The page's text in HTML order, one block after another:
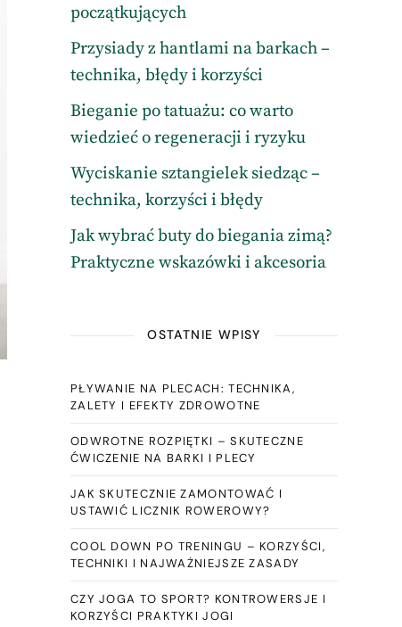
początkujących
Przysiady z hantlami na barkach –
technika, błędy i korzyści
Bieganie po tatuażu: co warto
wiedzieć o regeneracji i ryzyku
Wyciskanie sztangielek siedząc –
technika, korzyści i błędy
Jak wybrać buty do biegania zimą?
Praktyczne wskazówki i akcesoria
OSTATNIE WPISY
PŁYWANIE NA PLECACH: TECHNIKA,
ZALETY I EFEKTY ZDROWOTNE
ODWROTNE ROZPIĘTKI – SKUTECZNE
ĆWICZENIE NA BARKI I PLECY
JAK SKUTECZNIE ZAMONTOWAĆ I
USTAWIĆ LICZNIK ROWEROWY?
COOL DOWN PO TRENINGU – KORZYŚCI,
TECHNIKI I NAJWAŻNIEJSZE ZASADY
CZY JOGA TO SPORT? KONTROWERSJE I
KORZYŚCI PRAKTYKI JOGI